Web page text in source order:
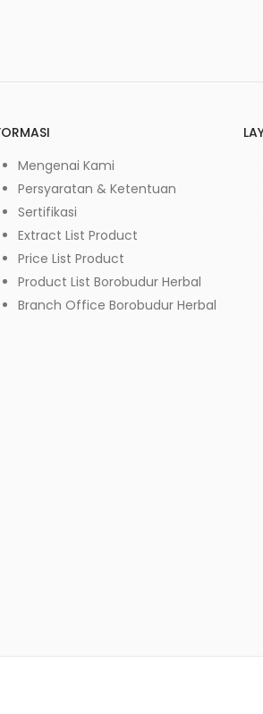
Mengenai Kami
Persyaratan & Ketentuan
Sertifikasi
Extract List Product
Price List Product
Product List Borobudur Herbal
Branch Office Borobudur Herbal